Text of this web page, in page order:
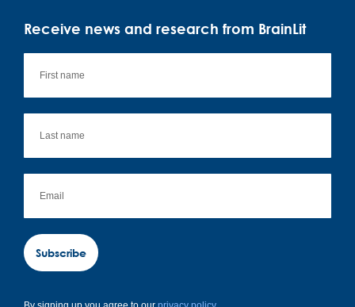
Receive news and research from BrainLit
Subscribe